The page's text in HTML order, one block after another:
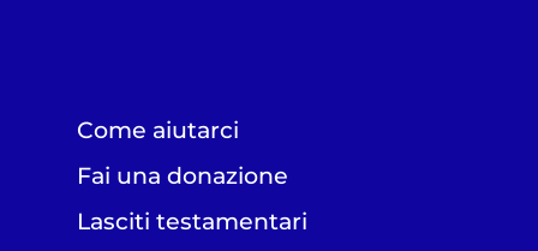
Come aiutarci
Fai una donazione
Lasciti testamentari